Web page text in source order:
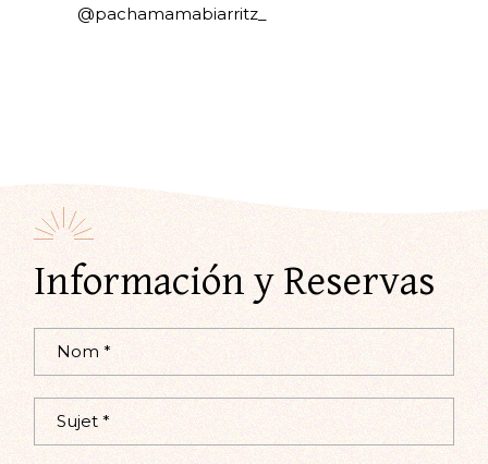
@pachamamabiarritz_
Información y Reservas